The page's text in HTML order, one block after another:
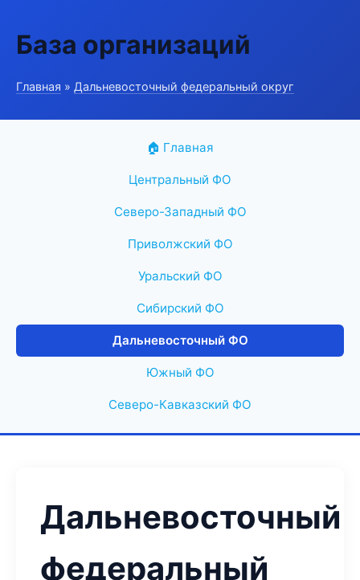
База организаций
Главная » Дальневосточный федеральный округ
🏠 Главная
Центральный ФО
Северо-Западный ФО
Приволжский ФО
Уральский ФО
Сибирский ФО
Дальневосточный ФО
Южный ФО
Северо-Кавказский ФО
Дальневосточный
федеральный